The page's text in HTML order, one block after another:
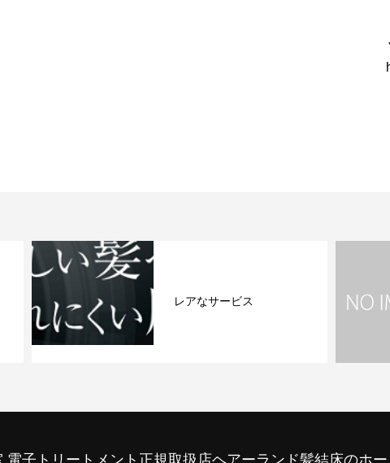
レアなサービス
電子トリートメント正規取扱店ヘアーランド髪結床のホ